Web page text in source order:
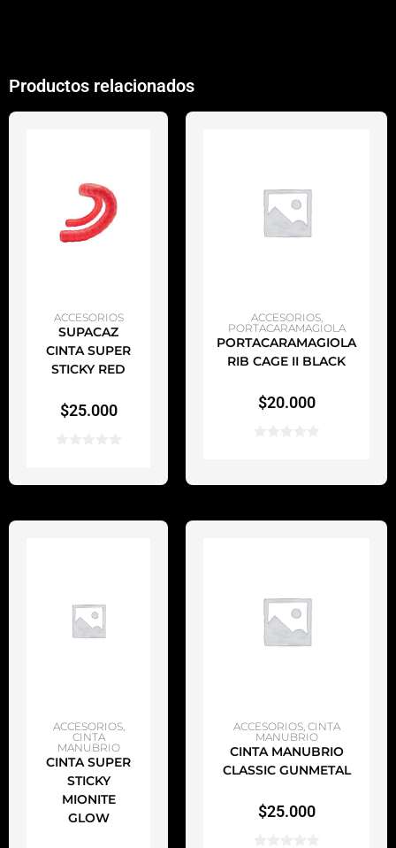
Productos relacionados
AÑADIR AL CARRITO
ACCESORIOS
SUPACAZ
CINTA SUPER
STICKY RED
$25.000
AÑADIR AL CARRITO
ACCESORIOS,
PORTACARAMAGIOLA
PORTACARAMAGIOLA
RIB CAGE II BLACK
$20.000
AÑADIR AL CARRITO
ACCESORIOS,
CINTA
MANUBRIO
CINTA SUPER
STICKY
MIONITE
GLOW
AÑADIR AL CARRITO
ACCESORIOS, CINTA
MANUBRIO
CINTA MANUBRIO
CLASSIC GUNMETAL
$25.000